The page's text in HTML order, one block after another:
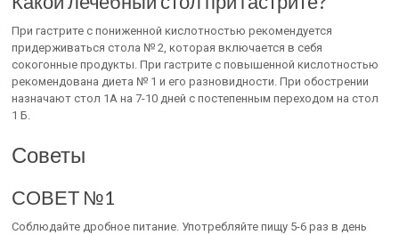
При гастрите с пониженной кислотностью рекомендуется
придерживаться стола № 2, которая включается в себя
сокогонные продукты. При гастрите с повышенной кислотностью
рекомендована диета № 1 и его разновидности. При обострении
назначают стол 1А на 7-10 дней с постепенным переходом на стол
1 Б.
Советы
СОВЕТ №1
Соблюдайте дробное питание. Употребляйте пищу 5-6 раз в день